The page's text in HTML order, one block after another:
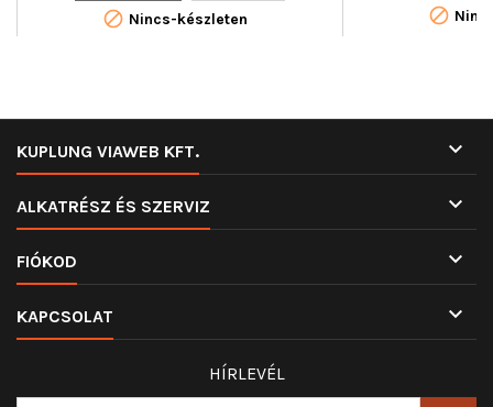
 Nincs-készleten 
KUPLUNG VIAWEB KFT. 
ALKATRÉSZ ÉS SZERVIZ 
FIÓKOD 
KAPCSOLAT 
HÍRLEVÉL